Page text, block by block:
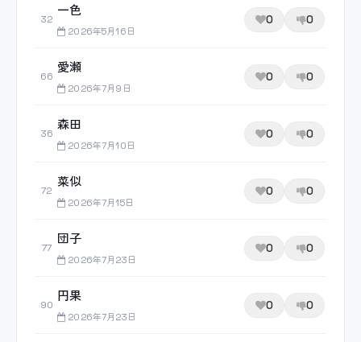
32
一色
2026年5月16日
0 0
66
愛瀬
2026年7月9日
0 0
36
森田
2026年7月10日
0 0
72
菜似
2026年7月15日
0 0
77
団子
2026年7月23日
0 0
90
円果
2026年7月23日
0 0